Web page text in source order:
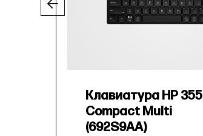
Клавиатура HP 355
Compact Multi
(692S9AA)